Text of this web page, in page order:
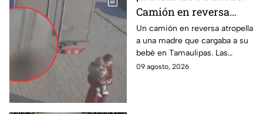
Camión en reversa
ATR0PELLA a madre
que cargaba a su BEBÉ
y les pasa por encima;
así ocurrió
Un camión en reversa atropella
a una madre que cargaba a su
bebé en Tamaulipas. Las
fuertes imágenes captadas por
09 agosto, 2026